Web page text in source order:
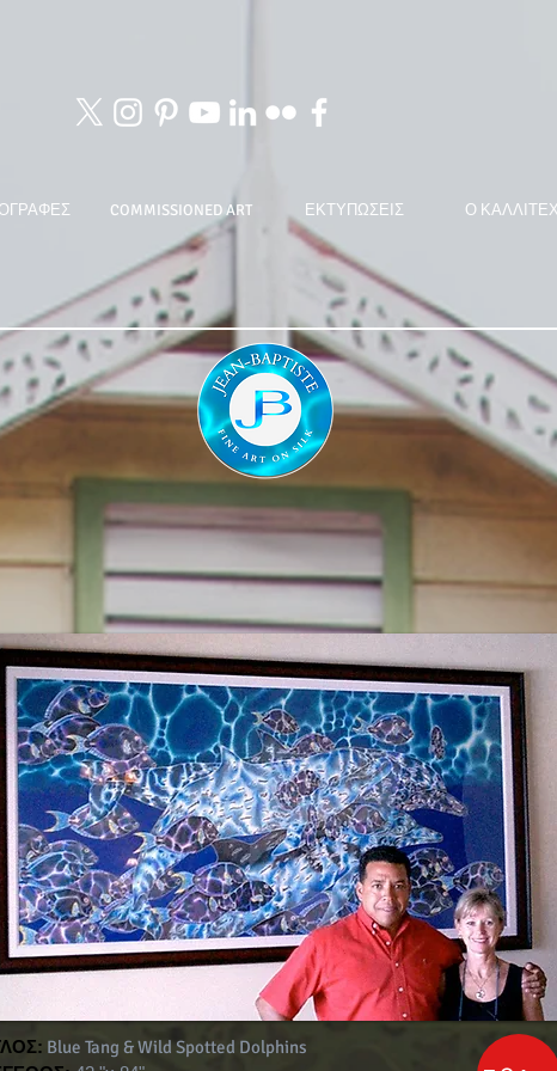
COMMISSIONED ART ΕΚΤΥΠΩΣΕΙΣ Ο
Blue Tang & Wild Spotted Dolphins